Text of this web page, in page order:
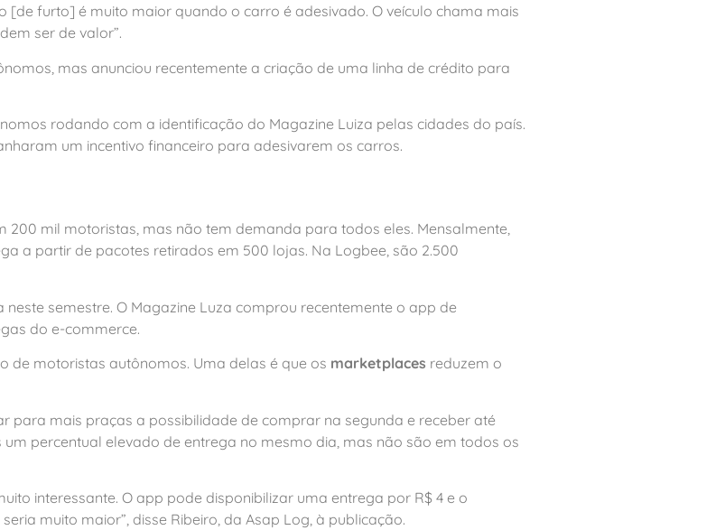
[de furto] é muito maior quando o carro é adesivado. O veículo chama mais
ser de valor”.
mas anunciou recentemente a criação de uma linha de crédito para
rodando com a identificação do Magazine Luiza pelas cidades do país.
um incentivo financeiro para adesivarem os carros.
200 mil motoristas, mas não tem demanda para todos eles. Mensalmente,
a partir de pacotes retirados em 500 lojas. Na Logbee, são 2.500
semestre. O Magazine Luza comprou recentemente o app de
do e-commerce.
de motoristas autônomos. Uma delas é que os marketplaces reduzem o
para mais praças a possibilidade de comprar na segunda e receber até
percentual elevado de entrega no mesmo dia, mas não são em todos os
interessante. O app pode disponibilizar uma entrega por R$ 4 e o
muito maior”, disse Ribeiro, da Asap Log, à publicação.